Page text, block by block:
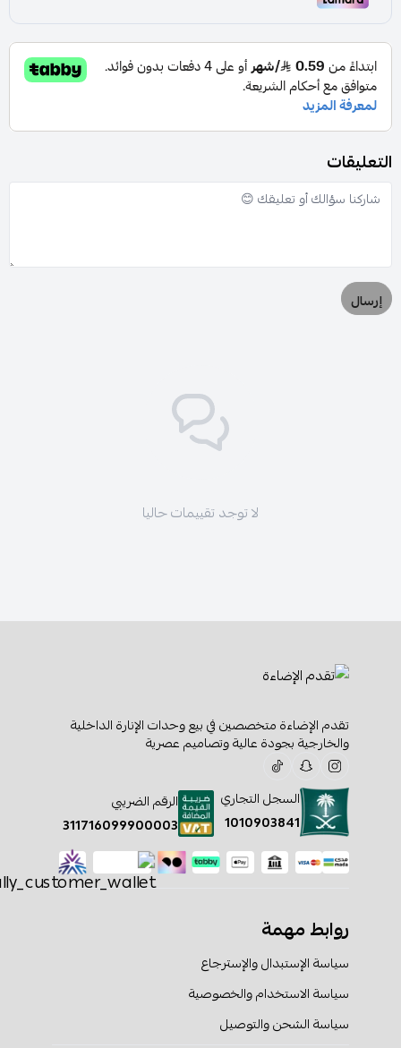
التعليقات
إرسال
لا توجد تقييمات حاليا
تقدم الإضاءة متخصصين في بيع وحدات الإنارة الداخلية
والخارجية بجودة عالية وتصاميم عصرية
السجل التجاري
1010903841
الرقم الضريبي
311716099900003
روابط مهمة
سياسة الإستبدال والإسترجاع
سياسة الاستخدام والخصوصية
سياسة الشحن والتوصيل